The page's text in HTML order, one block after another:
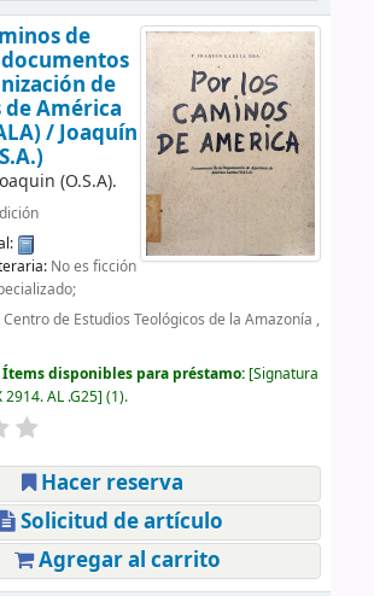
de
de
América
/Joaquín
(O.S.A).
No es ficción
de Estudios Teológicos de la Amazonía ,
Ítems disponibles para préstamo: Signatura
2914. AL .G25 (1).
Hacer reserva
Solicitud de artículo
Agregar al carrito